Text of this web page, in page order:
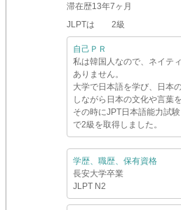
滞在歴13年7ヶ月
JLPTは 2級
自己ＰＲ
私は韓国人なので、ネイテ
ありません。
大学で日本語を学び、日本
しながら日本の文化や言葉
その時にJPT日本語能力試
で2級を取得しました。
学歴、職歴、保有資格
長安大学卒業
JLPT N2